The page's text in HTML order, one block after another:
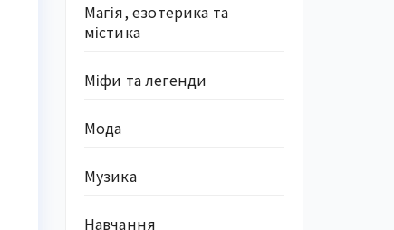
Магія, езотерика та
містика
Міфи та легенди
Мода
Музика
Навчання